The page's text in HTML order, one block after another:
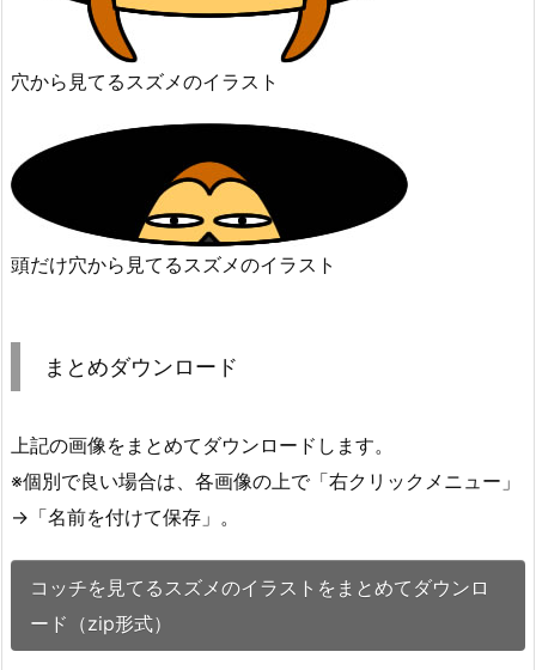
穴から見てるスズメのイラスト
頭だけ穴から見てるスズメのイラスト
まとめダウンロード
上記の画像をまとめてダウンロードします。
※個別で良い場合は、各画像の上で「右クリックメニュー」
→「名前を付けて保存」。
コッチを見てるスズメのイラストをまとめてダウンロ
ード（zip形式）